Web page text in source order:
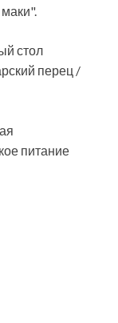
стол
перец /
питание